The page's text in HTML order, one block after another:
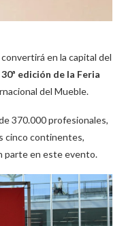
en la capital del
30ª edición de la Feria
del Mueble.
370.000 profesionales,
cinco continentes,
parte en este evento.